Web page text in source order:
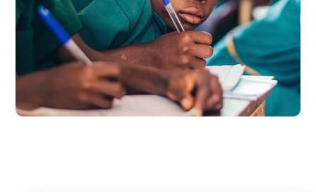
Life Better
#EDUCATION